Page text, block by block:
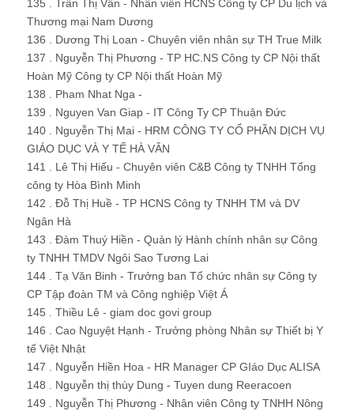
135 . Trần Thị Vân - Nhân viên HCNS Công ty CP Du lịch và
Thương mại Nam Dương
136 . Dương Thị Loan - Chuyên viên nhân sự TH True Milk
137 . Nguyễn Thị Phương - TP HC.NS Công ty CP Nội thất
Hoàn Mỹ Công ty CP Nội thất Hoàn Mỹ
138 . Pham Nhat Nga -
139 . Nguyen Van Giap - IT Công Ty CP Thuận Đức
140 . Nguyễn Thị Mai - HRM CÔNG TY CỔ PHẦN DỊCH VỤ
GIÁO DỤC VÀ Y TẾ HÀ VÂN
141 . Lê Thị Hiếu - Chuyên viên C&B Công ty TNHH Tổng
công ty Hòa Bình Minh
142 . Đỗ Thị Huề - TP HCNS Công ty TNHH TM và DV
Ngân Hà
143 . Đàm Thuý Hiền - Quản lý Hành chính nhân sự Công
ty TNHH TMDV Ngôi Sao Tương Lai
144 . Tạ Văn Binh - Trưởng ban Tổ chức nhân sự Công ty
CP Tập đoàn TM và Công nghiệp Việt Á
145 . Thiều Lê - giam doc govi group
146 . Cao Nguyệt Hạnh - Trưởng phòng Nhân sự Thiết bị Y
tế Việt Nhật
147 . Nguyễn Hiền Hoa - HR Manager CP GIáo Dục ALISA
148 . Nguyễn thị thùy Dung - Tuyen dung Reeracoen
149 . Nguyễn Thị Phương - Nhân viên Công ty TNHH Nông